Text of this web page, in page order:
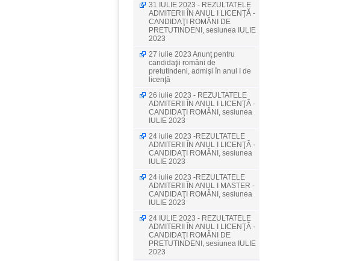
31 IULIE 2023 - REZULTATELE
ADMITERII ÎN ANUL I LICENŢĂ -
CANDIDAŢI ROMÂNI DE
PRETUTINDENI, sesiunea IULIE
2023
27 iulie 2023 Anunţ pentru
candidaţii români de
pretutindeni, admişi în anul I de
licenţă
26 iulie 2023 - REZULTATELE
ADMITERII ÎN ANUL I LICENŢĂ -
CANDIDAŢI ROMÂNI, sesiunea
IULIE 2023
24 iulie 2023 -REZULTATELE
ADMITERII ÎN ANUL I LICENŢĂ -
CANDIDAŢI ROMÂNI, sesiunea
IULIE 2023
24 iulie 2023 -REZULTATELE
ADMITERII ÎN ANUL I MASTER -
CANDIDAŢI ROMÂNI, sesiunea
IULIE 2023
24 IULIE 2023 - REZULTATELE
ADMITERII ÎN ANUL I LICENŢĂ -
CANDIDAŢI ROMÂNI DE
PRETUTINDENI, sesiunea IULIE
2023